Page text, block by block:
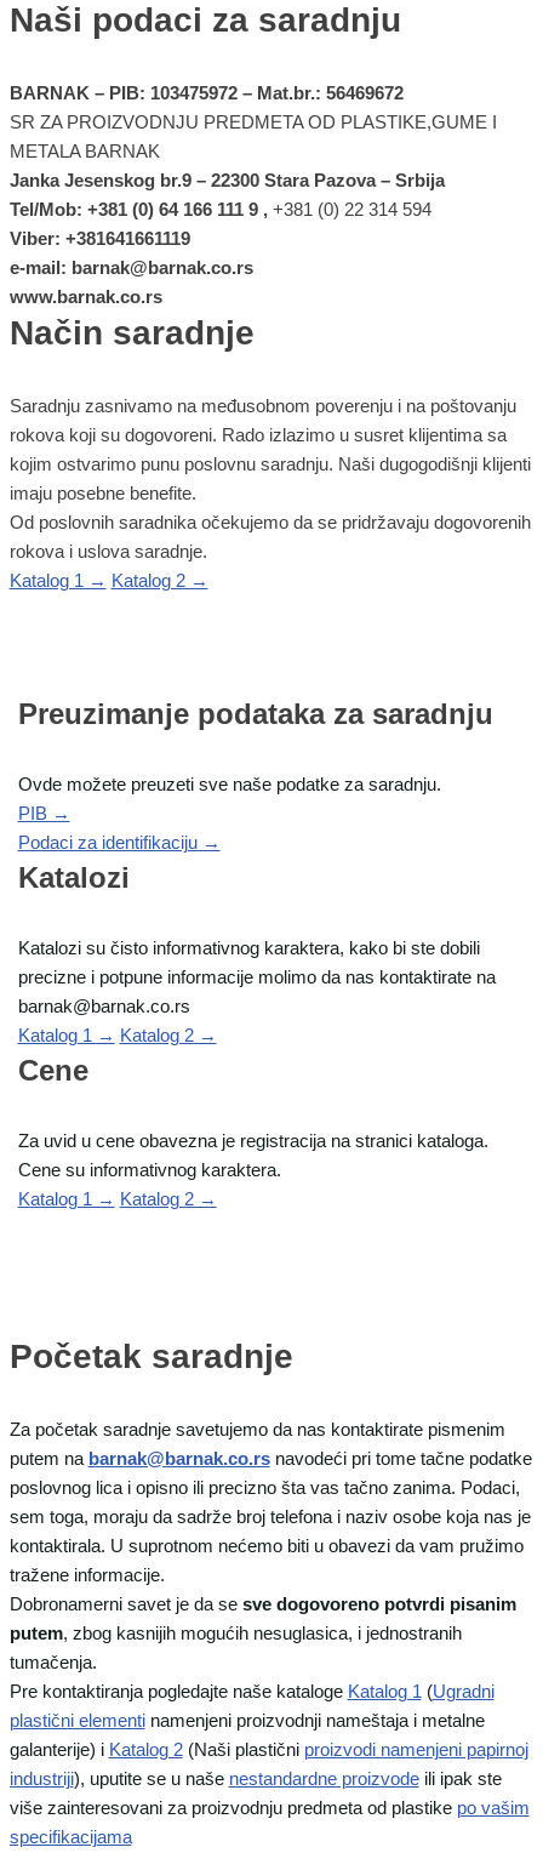
Naši podaci za saradnju
BARNAK – PIB: 103475972 – Mat.br.: 56469672
SR ZA PROIZVODNJU PREDMETA OD PLASTIKE,GUME I
METALA BARNAK
Janka Jesenskog br.9 – 22300 Stara Pazova – Srbija
Tel/Mob: +381 (0) 64 166 111 9 , +381 (0) 22 314 594
Viber: +381641661119
e-mail: barnak@barnak.co.rs
www.barnak.co.rs
Način saradnje
Saradnju zasnivamo na međusobnom poverenju i na poštovanju
rokova koji su dogovoreni. Rado izlazimo u susret klijentima sa
kojim ostvarimo punu poslovnu saradnju. Naši dugogodišnji klijenti
imaju posebne benefite.
Od poslovnih saradnika očekujemo da se pridržavaju dogovorenih
rokova i uslova saradnje.
Katalog 1 → Katalog 2 →
Preuzimanje podataka za saradnju
Ovde možete preuzeti sve naše podatke za saradnju.
PIB →
Podaci za identifikaciju →
Katalozi
Katalozi su čisto informativnog karaktera, kako bi ste dobili
precizne i potpune informacije molimo da nas kontaktirate na
barnak@barnak.co.rs
Katalog 1 → Katalog 2 →
Cene
Za uvid u cene obavezna je registracija na stranici kataloga.
Cene su informativnog karaktera.
Katalog 1 → Katalog 2 →
Početak saradnje
Za početak saradnje savetujemo da nas kontaktirate pismenim
putem na barnak@barnak.co.rsnavodeći pri tome tačne podatke
poslovnog lica i opisno ili precizno šta vas tačno zanima. Podaci,
sem toga, moraju da sadrže broj telefona i naziv osobe koja nas je
kontaktirala. U suprotnom nećemo biti u obavezi da vam pružimo
tražene informacije.
Dobronamerni savet je da se sve dogovoreno potvrdi pisanim
putem, zbog kasnijih mogućih nesuglasica, i jednostranih
tumačenja.
Pre kontaktiranja pogledajte naše kataloge Katalog 1 (Ugradni
plastični elementinamenjeni proizvodnji nameštaja i metalne
galanterije) i Katalog 2(Naši plastični proizvodi namenjeni papirnoj
industriji), uputite se u naše nestandardne proizvodeili ipak ste
više zainteresovani za proizvodnju predmeta od plastike po vašim
specifikacijama